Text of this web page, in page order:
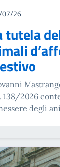
07/26
tutela
138/2026
degli